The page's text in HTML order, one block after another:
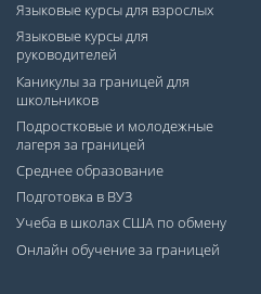
Языковые курсы для взрослых
Языковые курсы для
руководителей
Каникулы за границей для
школьников
Подростковые и молодежные
лагеря за границей
Среднее образование
Подготовка в ВУЗ
Учеба в школах США по обмену
Онлайн обучение за границей